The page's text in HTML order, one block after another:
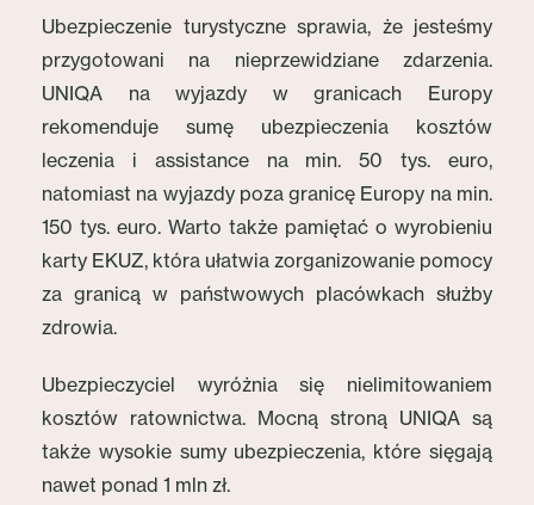
Ubezpieczenie turystyczne sprawia, że jesteśmy
przygotowani na nieprzewidziane zdarzenia.
UNIQA na wyjazdy w granicach Europy
rekomenduje sumę ubezpieczenia kosztów
leczenia i assistance na min. 50 tys. euro,
natomiast na wyjazdy poza granicę Europy na min.
150 tys. euro. Warto także pamiętać o wyrobieniu
karty EKUZ, która ułatwia zorganizowanie pomocy
za granicą w państwowych placówkach służby
zdrowia.
Ubezpieczyciel wyróżnia się nielimitowaniem
kosztów ratownictwa. Mocną stroną UNIQA są
także wysokie sumy ubezpieczenia, które sięgają
nawet ponad 1 mln zł.